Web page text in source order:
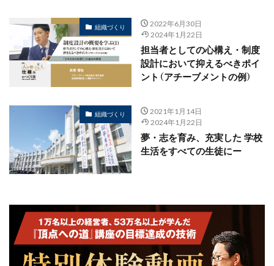
組織づくり
2022年6月30日
2024年1月22日
担当者としての心構え・制度
設計において抑えるべきポイ
ント（アチーブメントの例）
組織づくり
2021年1月14日
2024年1月22日
夢・志を育み、充実した 学校
生活をすべての生徒にー